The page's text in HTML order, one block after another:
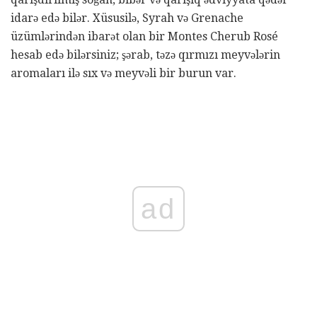
idarə edə bilər. Xüsusilə, Syrah və Grenache
üzümlərindən ibarət olan bir Montes Cherub Rosé
hesab edə bilərsiniz; şərab, təzə qırmızı meyvələrin
aromaları ilə sıx və meyvəli bir burun var.
ad